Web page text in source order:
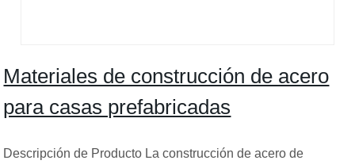
Materiales de construcción de acero
para casas prefabricadas
Descripción de Producto La construcción de acero de